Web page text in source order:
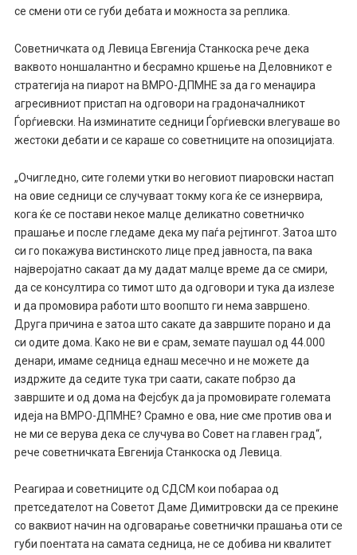
се смени оти се губи дебата и можноста за реплика.
Советничката од Левица Евгенија Станкоска рече дека
ваквото ноншалантно и бесрамно кршење на Деловникот е
стратегија на пиарот на ВМРО-ДПМНЕ за да го менаџира
агресивниот пристап на одговори на градоначалникот
Ѓорѓиевски. На изминатите седници Ѓорѓиевски влегуваше во
жестоки дебати и се караше со советниците на опозицијата.
„Очигледно, сите големи утки во неговиот пиаровски настап
на овие седници се случуваат токму кога ќе се изнервира,
кога ќе се постави некое малце деликатно советничко
прашање и после гледаме дека му паѓа рејтингот. Затоа што
си го покажува вистинското лице пред јавноста, па вака
најверојатно сакаат да му дадат малце време да се смири,
да се консултира со тимот што да одговори и тука да излезе
и да промовира работи што воопшто ги нема завршено.
Друга причина е затоа што сакате да завршите порано и да
си одите дома. Како не ви е срам, земате паушал од 44.000
денари, имаме седница еднаш месечно и не можете да
издржите да седите тука три саати, сакате побрзо да
завршите и од дома на Фејсбук да ја промовирате големата
идеја на ВМРО-ДПМНЕ? Срамно е ова, ние сме против ова и
не ми се верува дека се случува во Совет на главен град“,
рече советничката Евгенија Станкоска од Левица.
Реагираа и советниците од СДСМ кои побараа од
претседателот на Советот Даме Димитровски да се прекине
со ваквиот начин на одговарање советнички прашања оти се
губи поентата на самата седница, не се добива ни квалитет